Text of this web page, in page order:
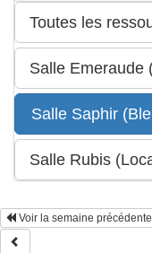
Voir la semaine précédente